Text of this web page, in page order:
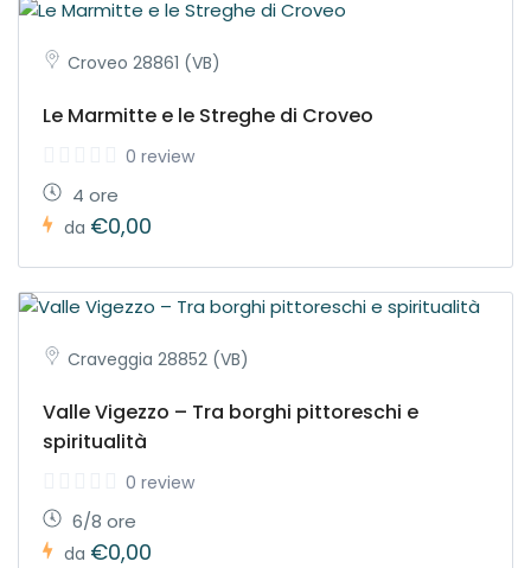
Croveo 28861 (VB)
Le Marmitte e le Streghe di Croveo
0 review
4 ore
da €0,00
Craveggia 28852 (VB)
Valle Vigezzo – Tra borghi pittoreschi e
spiritualità
0 review
6/8 ore
da €0,00